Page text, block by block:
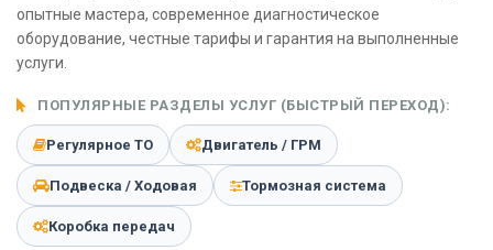
опытные мастера, современное диагностическое
оборудование, честные тарифы и гарантия на выполненные
услуги.
ПОПУЛЯРНЫЕ РАЗДЕЛЫ УСЛУГ (БЫСТРЫЙ ПЕРЕХОД):
Регулярное ТО Двигатель / ГРМ
Подвеска / Ходовая Тормозная система
Коробка передач